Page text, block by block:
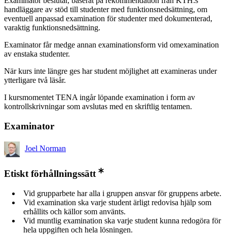
handläggare av stöd till studenter med funktionsnedsättning, om
eventuell anpassad examination för studenter med dokumenterad,
varaktig funktionsnedsättning.
Examinator får medge annan examinationsform vid omexamination
av enstaka studenter.
När kurs inte längre ges har student möjlighet att examineras under
ytterligare två läsår.
I kursmomentet TENA ingår löpande examination i form av
kontrollskrivningar som avslutas med en skriftlig tentamen.
Examinator
Joel Norman
Etiskt förhållningssätt
Vid grupparbete har alla i gruppen ansvar för gruppens arbete.
Vid examination ska varje student ärligt redovisa hjälp som
erhållits och källor som använts.
Vid muntlig examination ska varje student kunna redogöra för
hela uppgiften och hela lösningen.